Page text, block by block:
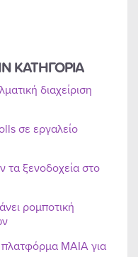
ΚΑΤΗΓΟΡΙΑ
διαχείριση
σε εργαλείο
τα ξενοδοχεία στο
ρομποτική
MAIA για